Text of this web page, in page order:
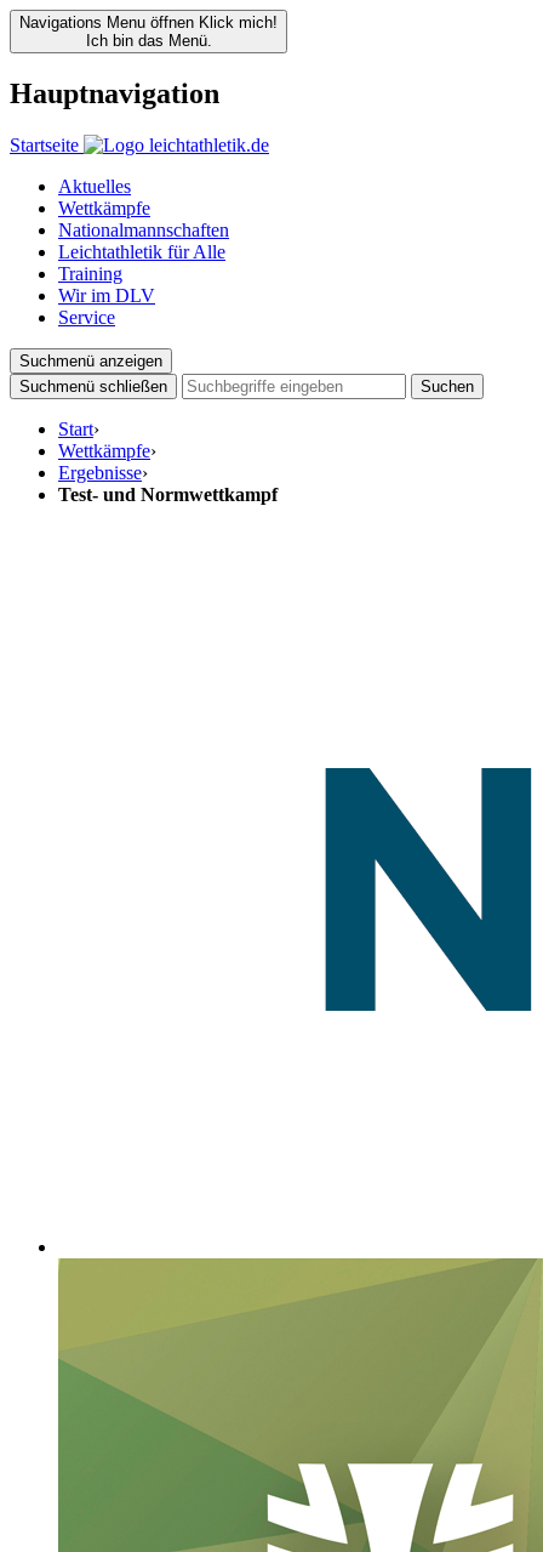
Navigations Menu öffnen Klick mich!
Ich bin das Menü.
Hauptnavigation
Startseite
Aktuelles
Wettkämpfe
Nationalmannschaften
Leichtathletik für Alle
Training
Wir im DLV
Service
Suchmenü anzeigen
Suchmenü schließen
Suchen
Start›
Wettkämpfe›
Ergebnisse›
Test- und Normwettkampf